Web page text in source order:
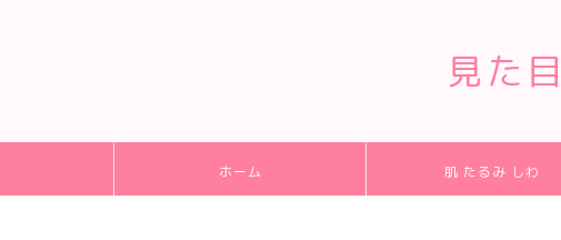
見た
ホーム 肌 たるみ しわ